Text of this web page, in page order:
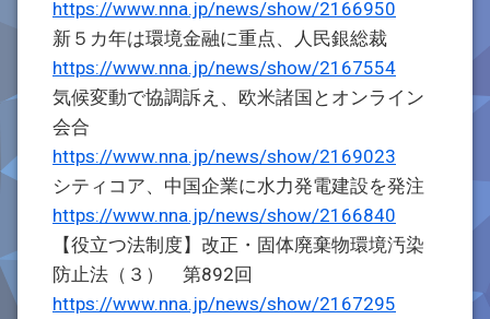
https://www.nna.jp/news/show/2166950
新５カ年は環境金融に重点、人民銀総裁
https://www.nna.jp/news/show/2167554
気候変動で協調訴え、欧米諸国とオンライン
会合
https://www.nna.jp/news/show/2169023
シティコア、中国企業に水力発電建設を発注
https://www.nna.jp/news/show/2166840
【役立つ法制度】改正・固体廃棄物環境汚染
防止法（３） 第892回
https://www.nna.jp/news/show/2167295